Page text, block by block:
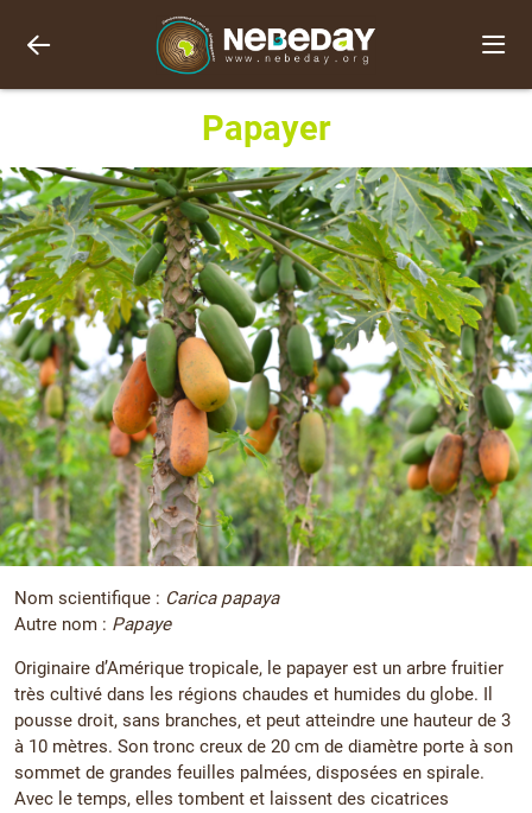
Papayer
Nom scientifique : Carica papaya
Autre nom : Papaye
Originaire d’Amérique tropicale, le papayer est un arbre fruitier
très cultivé dans les régions chaudes et humides du globe. Il
pousse droit, sans branches, et peut atteindre une hauteur de 3
à 10 mètres. Son tronc creux de 20 cm de diamètre porte à son
sommet de grandes feuilles palmées, disposées en spirale.
Avec le temps, elles tombent et laissent des cicatrices